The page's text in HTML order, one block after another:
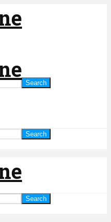
Search
Search
Search